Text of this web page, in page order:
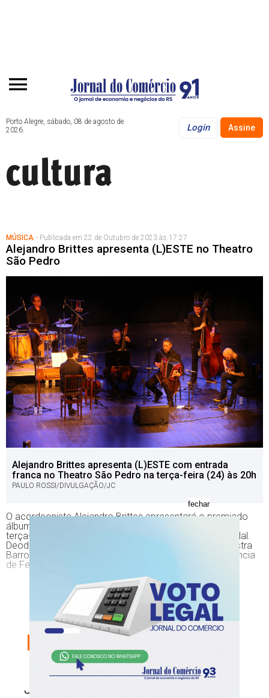
Porto Alegre, sábado, 08 de agosto de
2026.
Login Assine
MÚSICA - Publicada em 22 de Outubro de 2023 às 17:27
Alejandro Brittes apresenta (L)ESTE no Theatro
São Pedro
Alejandro Brittes apresenta (L)ESTE com entrada
franca no Theatro São Pedro na terça-feira (24) às 20h
PAULO ROSSI/DIVULGAÇÃO/JC
O acordeonista Alejandro Brittes apresentará o premiado
álbum (L)ESTE pela primeira vez em Porto Alegre nesta
terça-feira (24), às 20h, no Theatro São Pedro (Praça Mal.
Deodoro, S/N). O espetáculo, acompanhado da Orquestra
Barroca e Orquestra Folclórica de Chamamé, sob regência
de Fernando Cordella, tem entrada franca.
CONTINUE SUA
LEITURA,
ESCOLHA SEU PLANO
AGORA!
Já é nosso assinante?
fechar